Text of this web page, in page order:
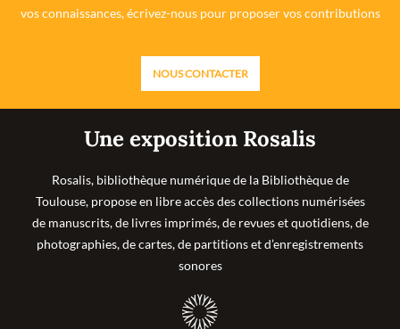
vos connaissances, écrivez-nous pour proposer vos contributions
NOUS CONTACTER
Une exposition Rosalis
Rosalis, bibliothèque numérique de la Bibliothèque de
Toulouse, propose en libre accès des collections numérisées
de manuscrits, de livres imprimés, de revues et quotidiens, de
photographies, de cartes, de partitions et d’enregistrements
sonores